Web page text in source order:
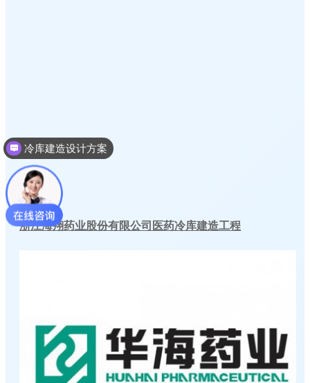
浙江海翔药业股份有限公司医药冷库建造工程
冷库建造投资成本
现在咨询 稍后再说